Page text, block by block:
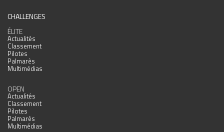
CHALLENGES
ÉLITE
Actualités
Classement
Pilotes
Palmarès
Multimédias
OPEN
Actualités
Classement
Pilotes
Palmarès
Multimédias